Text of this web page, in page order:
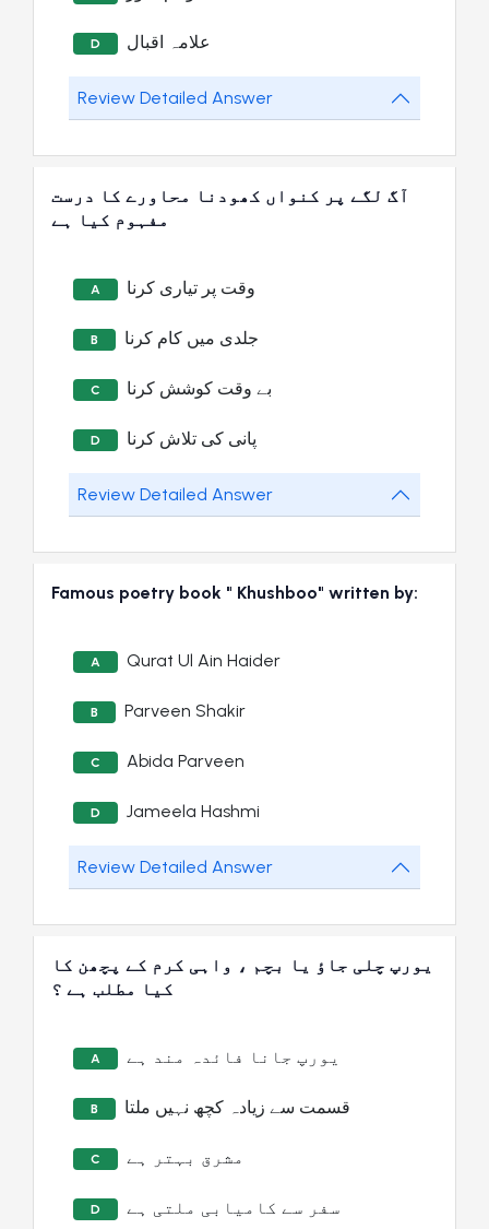
D علامہ اقبال
Review Detailed Answer
آگ لگے پر کنواں کھودنا محاورے کا درست
مفہوم کیا ہے
A وقت پر تیاری کرنا
B جلدی میں کام کرنا
C بے وقت کوشش کرنا
D پانی کی تلاش کرنا
Review Detailed Answer
Famous poetry book " Khushboo" written by:
A Qurat Ul Ain Haider
B Parveen Shakir
C Abida Parveen
D Jameela Hashmi
Review Detailed Answer
یورپ چلی جاؤ یا بچم ، واہی کرم کے پچھن کا
کیا مطلب ہے ؟
A یورپ جانا فائدہ مند ہے
B قسمت سے زیادہ کچھ نہیں ملتا
C مشرق بہتر ہے
D سفر سے کامیابی ملتی ہے